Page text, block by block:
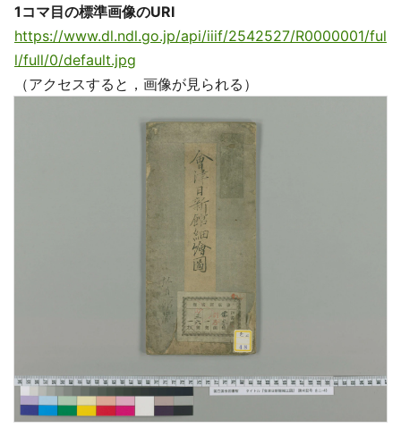
1コマ目の標準画像のURI
https://www.dl.ndl.go.jp/api/iiif/2542527/R0000001/ful
l/full/0/default.jpg
（アクセスすると，画像が見られる）